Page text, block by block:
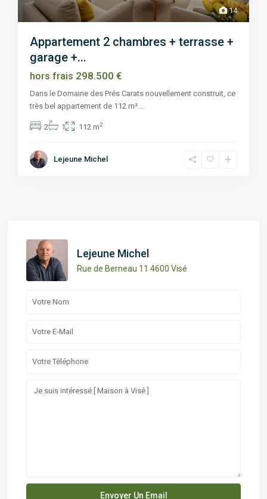
14
Appartement 2 chambres + terrasse +
garage +...
hors frais 298.500 €
Dans le Domaine des Prés Carats nouvellement construit, ce
très bel appartement de 112 m²
2 1 112 m2
Lejeune Michel
Lejeune Michel
Rue de Berneau 11 4600 Visé